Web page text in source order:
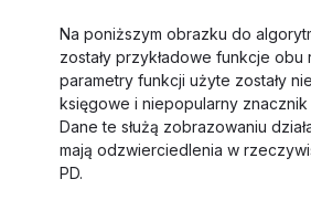
Na poniższym obrazku do
zostały przykładowe funkcje obu
parametry funkcji użyte zostały
księgowe i niepopularny znacznik
Dane te służą zobrazowaniu
mają odzwierciedlenia w
PD.